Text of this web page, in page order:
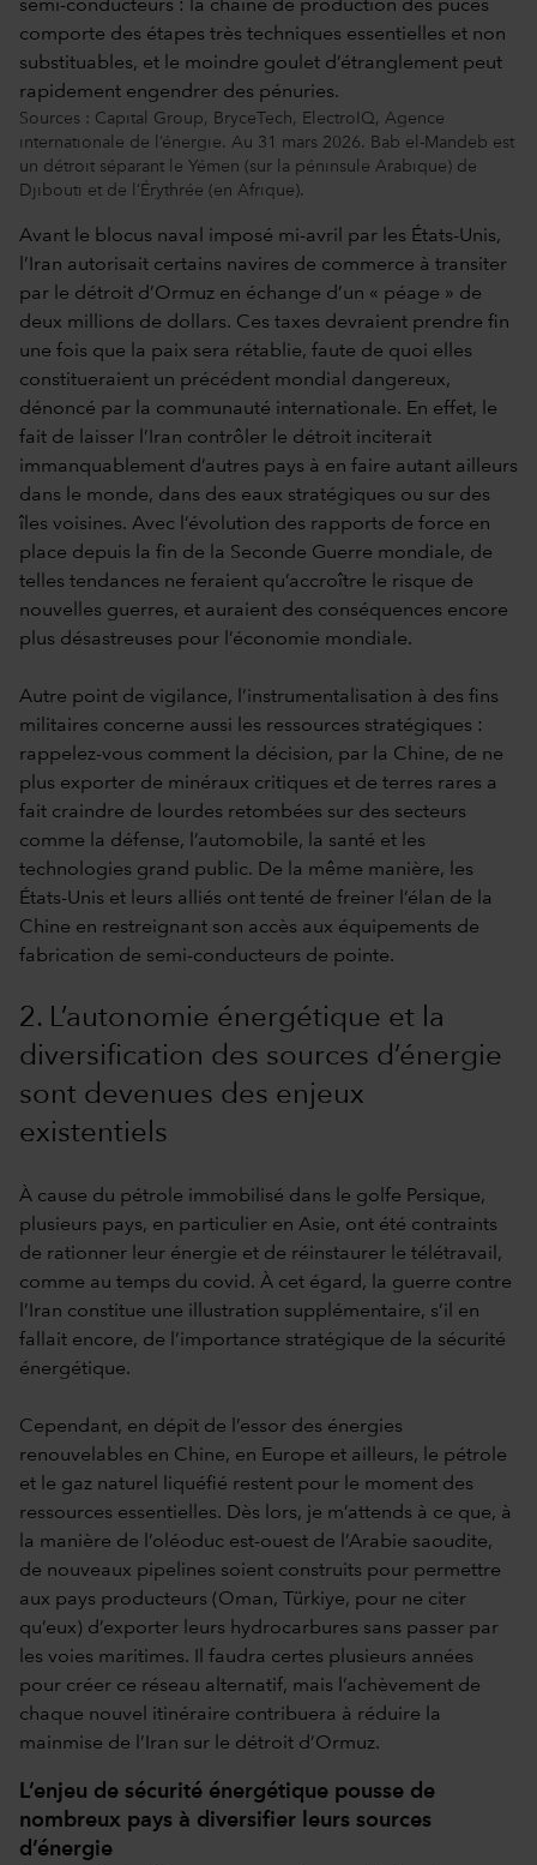
Sources : Capital Group, BryceTech, ElectroIQ, Agence
internationale de l’énergie. Au 31 mars 2026. Bab el-Mandeb est
un détroit séparant le Yémen (sur la péninsule Arabique) de
Djibouti et de l’Érythrée (en Afrique).
Avant le blocus naval imposé mi-avril par les États-Unis,
l’Iran autorisait certains navires de commerce à transiter
par le détroit d’Ormuz en échange d’un « péage » de
deux millions de dollars. Ces taxes devraient prendre fin
une fois que la paix sera rétablie, faute de quoi elles
constitueraient un précédent mondial dangereux,
dénoncé par la communauté internationale. En effet, le
fait de laisser l’Iran contrôler le détroit inciterait
immanquablement d’autres pays à en faire autant ailleurs
dans le monde, dans des eaux stratégiques ou sur des
îles voisines. Avec l’évolution des rapports de force en
place depuis la fin de la Seconde Guerre mondiale, de
telles tendances ne feraient qu’accroître le risque de
nouvelles guerres, et auraient des conséquences encore
plus désastreuses pour l’économie mondiale.
Autre point de vigilance, l’instrumentalisation à des fins
militaires concerne aussi les ressources stratégiques :
rappelez-vous comment la décision, par la Chine, de ne
plus exporter de minéraux critiques et de terres rares a
fait craindre de lourdes retombées sur des secteurs
comme la défense, l’automobile, la santé et les
technologies grand public. De la même manière, les
États-Unis et leurs alliés ont tenté de freiner l’élan de la
Chine en restreignant son accès aux équipements de
fabrication de semi-conducteurs de pointe.
2. L’autonomie énergétique et la
diversification des sources d’énergie
sont devenues des enjeux
existentiels
À cause du pétrole immobilisé dans le golfe Persique,
plusieurs pays, en particulier en Asie, ont été contraints
de rationner leur énergie et de réinstaurer le télétravail,
comme au temps du covid. À cet égard, la guerre contre
l’Iran constitue une illustration supplémentaire, s’il en
fallait encore, de l’importance stratégique de la sécurité
énergétique.
Cependant, en dépit de l’essor des énergies
renouvelables en Chine, en Europe et ailleurs, le pétrole
et le gaz naturel liquéfié restent pour le moment des
ressources essentielles. Dès lors, je m’attends à ce que, à
la manière de l’oléoduc est-ouest de l’Arabie saoudite,
de nouveaux pipelines soient construits pour permettre
aux pays producteurs (Oman, Türkiye, pour ne citer
qu’eux) d’exporter leurs hydrocarbures sans passer par
les voies maritimes. Il faudra certes plusieurs années
pour créer ce réseau alternatif, mais l’achèvement de
chaque nouvel itinéraire contribuera à réduire la
mainmise de l’Iran sur le détroit d’Ormuz.
L’enjeu de sécurité énergétique pousse de
nombreux pays à diversifier leurs sources
d’énergie